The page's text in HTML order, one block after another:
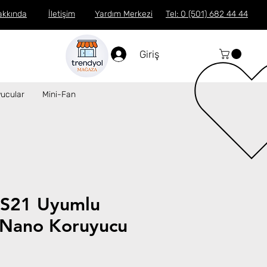
İletişim Yardım Merkezi Tel: 0 (501) 682 44 44
Giriş
Mini-Fan
Uyumlu
Koruyucu